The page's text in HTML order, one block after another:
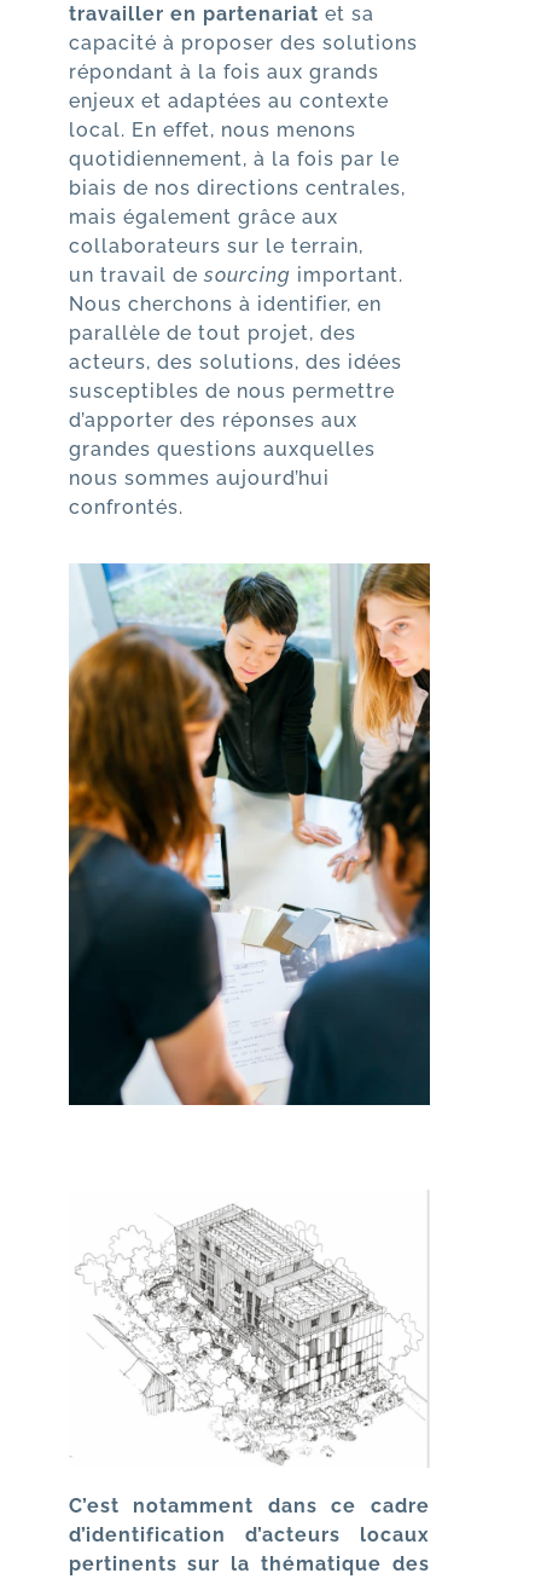
travailler en partenariat et sa
capacité à proposer des solutions
répondant à la fois aux grands
enjeux et adaptées au contexte
local. En effet, nous menons
quotidiennement, à la fois par le
biais de nos directions centrales,
mais également grâce aux
collaborateurs sur le terrain,
un travail desourcing important.
Nous cherchons à identifier, en
parallèle de tout projet, des
acteurs, des solutions, des idées
susceptibles de nous permettre
d’apporter des réponses aux
grandes questions auxquelles
nous sommes aujourd’hui
confrontés.
C’est notamment dans ce cadre
d’identification d’acteurs locaux
pertinents sur la thématique des